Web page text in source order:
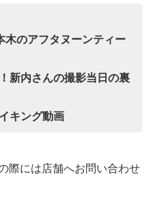
のアフタヌーンティー
新内さんの撮影当日の裏
キング動画
際には店舗へお問い合わせ